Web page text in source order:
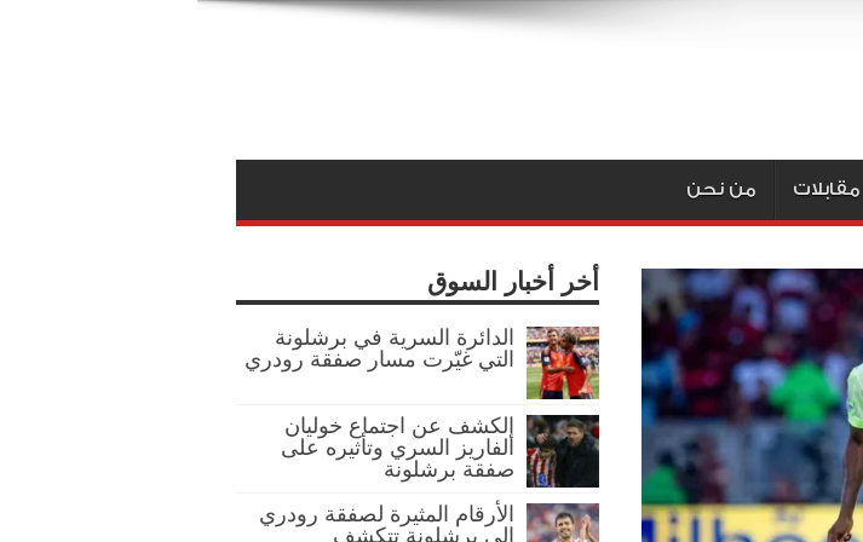
مقابلات من نحن
أخر أخبار السوق
الدائرة السرية في برشلونة
التي غيّرت مسار صفقة رودري
الكشف عن اجتماع خوليان
ألفاريز السري وتأثيره على
صفقة برشلونة
الأرقام المثيرة لصفقة رودري
إلى برشلونة تتكشف